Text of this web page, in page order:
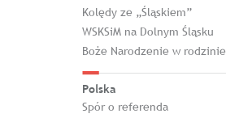
Kolędy ze „Śląskiem”
WSKSiM na Dolnym Śląsku
Boże Narodzenie w rodzinie
Polska
Spór o referenda